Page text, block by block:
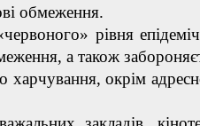
обмеження.
рівня
а також
харчування, окрім